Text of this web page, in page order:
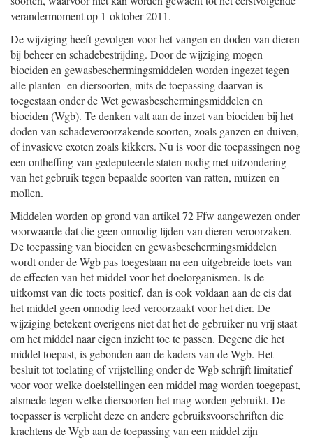
verandermoment op 1 oktober 2011.
De wijziging heeft gevolgen voor het vangen en doden van dieren
bij beheer en schadebestrijding. Door de wijziging mogen
biociden en gewasbeschermingsmiddelen worden ingezet tegen
alle planten- en diersoorten, mits de toepassing daarvan is
toegestaan onder de Wet gewasbeschermingsmiddelen en
biociden (Wgb). Te denken valt aan de inzet van biociden bij het
doden van schadeveroorzakende soorten, zoals ganzen en duiven,
of invasieve exoten zoals kikkers. Nu is voor die toepassingen nog
een ontheffing van gedeputeerde staten nodig met uitzondering
van het gebruik tegen bepaalde soorten van ratten, muizen en
mollen.
Middelen worden op grond van artikel 72 Ffw aangewezen onder
voorwaarde dat die geen onnodig lijden van dieren veroorzaken.
De toepassing van biociden en gewasbeschermingsmiddelen
wordt onder de Wgb pas toegestaan na een uitgebreide toets van
de effecten van het middel voor het doelorganismen. Is de
uitkomst van die toets positief, dan is ook voldaan aan de eis dat
het middel geen onnodig leed veroorzaakt voor het dier. De
wijziging betekent overigens niet dat het de gebruiker nu vrij staat
om het middel naar eigen inzicht toe te passen. Degene die het
middel toepast, is gebonden aan de kaders van de Wgb. Het
besluit tot toelating of vrijstelling onder de Wgb schrijft limitatief
voor voor welke doelstellingen een middel mag worden toegepast,
alsmede tegen welke diersoorten het mag worden gebruikt. De
toepasser is verplicht deze en andere gebruiksvoorschriften die
krachtens de Wgb aan de toepassing van een middel zijn